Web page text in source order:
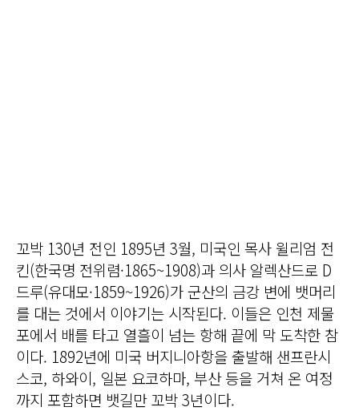
꼬박 130년 전인 1895년 3월, 미국인 목사 윌리엄 전
킨(한국명 전위렴·1865~1908)과 의사 알렉산드로 D
드루(유대모·1859~1926)가 군산의 금강 변에 뱃머리
를 대는 것에서 이야기는 시작된다. 이들은 인천 제물
포에서 배를 타고 열흘이 넘는 항해 끝에 막 도착한 참
이다. 1892년에 미국 버지니아항을 출발해 샌프란시
스코, 하와이, 일본 요코하마, 부산 등을 거쳐 온 여정
까지 포함하면 뱃길만 꼬박 3년이다.